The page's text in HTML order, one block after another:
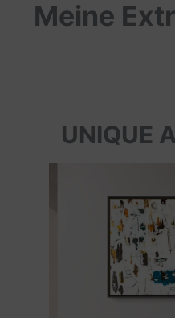
Meine
UNIQUE